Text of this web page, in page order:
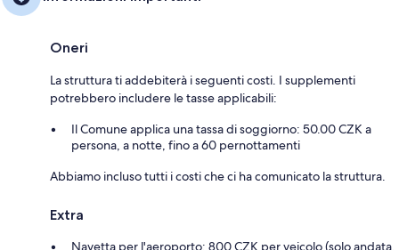
Oneri
La struttura ti addebiterà i seguenti costi. I supplementi
potrebbero includere le tasse applicabili:
Il Comune applica una tassa di soggiorno: 50.00 CZK a
persona, a notte, fino a 60 pernottamenti
Abbiamo incluso tutti i costi che ci ha comunicato la struttura.
Extra
Navetta per l'aeroporto: 800 CZK per veicolo (solo andata,